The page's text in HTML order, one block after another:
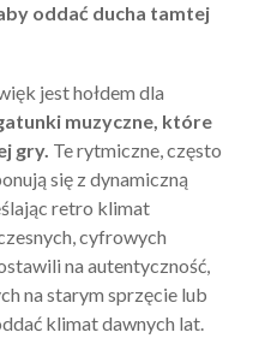
oddać ducha tamtej
jest hołdem dla
muzyczne, które
gry. Te rytmiczne, często
się z dynamiczną
retro klimat
cyfrowych
na autentyczność,
na starym sprzęcie lub
klimat dawnych lat.